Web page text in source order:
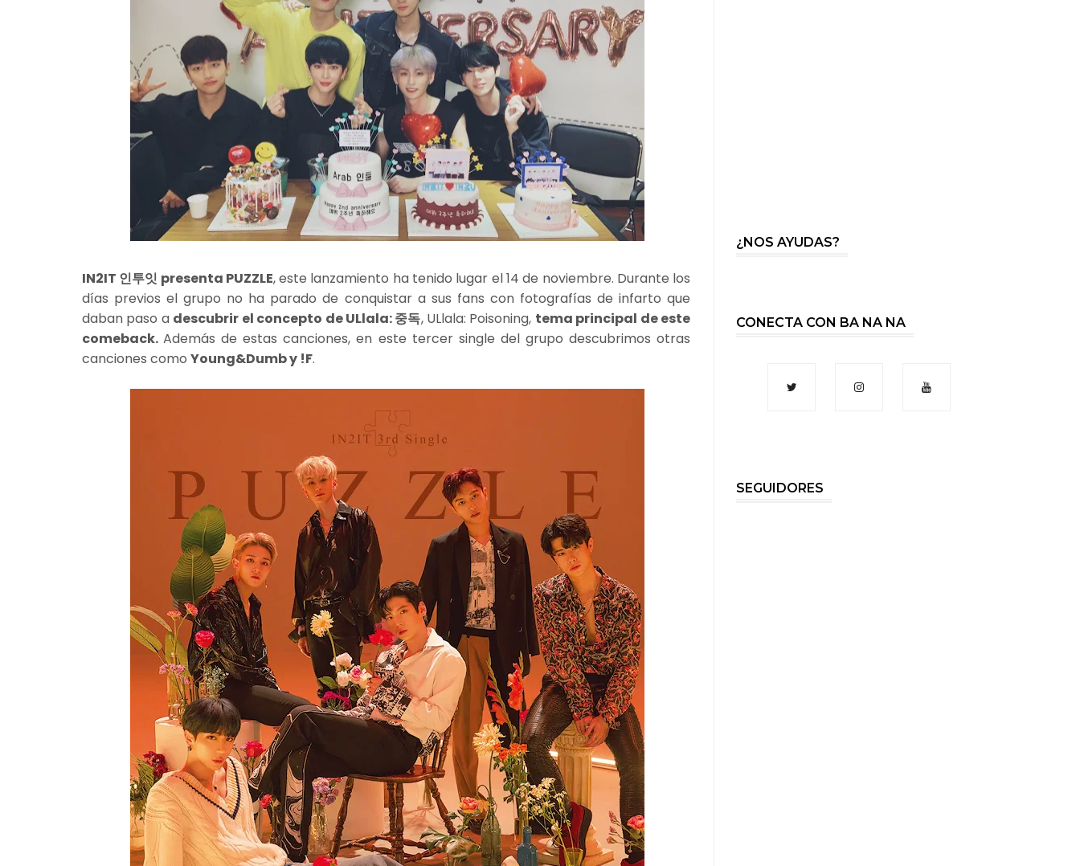
IN2IT 인투잇 presenta PUZZLE, este lanzamiento ha tenido lugar el 14 de noviembre. Durante los
días previos el grupo no ha parado de conquistar a sus fans con fotografías de infarto que
daban paso a descubrir el concepto de ULlala: 중독, ULlala: Poisoning, tema principal de este
comeback.Además de estas canciones, en este tercer single del grupo descubrimos otras
canciones como Young&Dumb y !F.
¿NOS AYUDAS?
CONECTA CON BA NA NA
SEGUIDORES